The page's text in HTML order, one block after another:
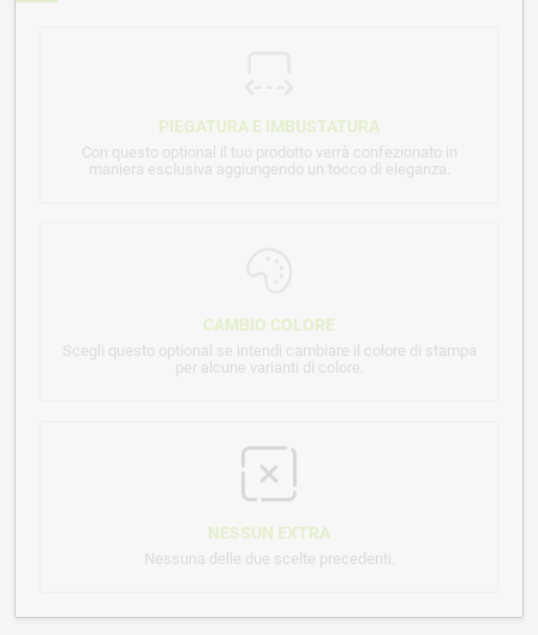
PIEGATURA E IMBUSTATURA
Con questo optional il tuo prodotto verrà confezionato in
maniera esclusiva aggiungendo un tocco di eleganza.
CAMBIO COLORE
Scegli questo optional se intendi cambiare il colore di stampa
per alcune varianti di colore.
NESSUN EXTRA
Nessuna delle due scelte precedenti.